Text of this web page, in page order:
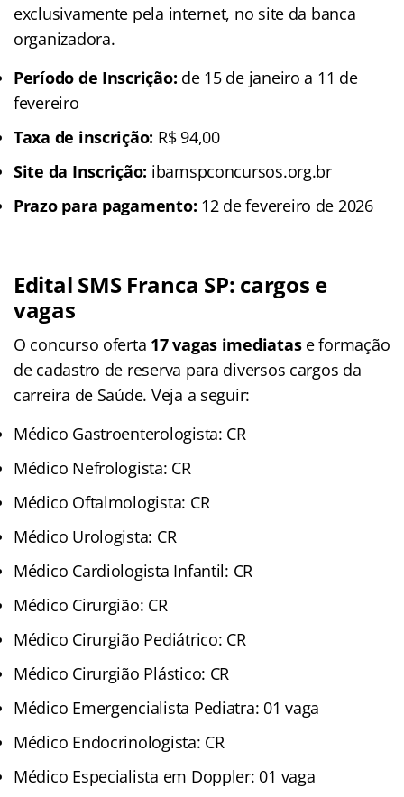
exclusivamente pela internet, no site da banca
organizadora.
Período de Inscrição: de 15 de janeiro a 11 de
fevereiro
Taxa de inscrição: R$ 94,00
Site da Inscrição: ibamspconcursos.org.br
Prazo para pagamento: 12 de fevereiro de 2026
Edital SMS Franca SP: cargos e
vagas
O concurso oferta 17 vagas imediatase formação
de cadastro de reserva para diversos cargos da
carreira de Saúde. Veja a seguir:
Médico Gastroenterologista: CR
Médico Nefrologista: CR
Médico Oftalmologista: CR
Médico Urologista: CR
Médico Cardiologista Infantil: CR
Médico Cirurgião: CR
Médico Cirurgião Pediátrico: CR
Médico Cirurgião Plástico: CR
Médico Emergencialista Pediatra: 01 vaga
Médico Endocrinologista: CR
Médico Especialista em Doppler: 01 vaga